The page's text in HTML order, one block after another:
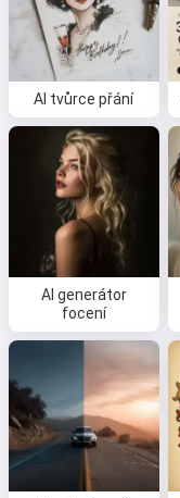
AI tvůrce přání
AI generátor
focení